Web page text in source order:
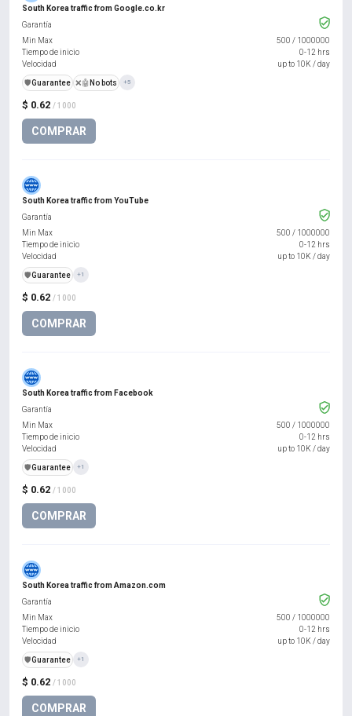
South Korea traffic from Google.co.kr
$ 0.62 / 1000
COMPRAR
Garantía
Min Max
500 / 1000000
Tiempo de inicio
0-12 hrs
Velocidad
up to 10K / day
️🛡️Guarantee ❌🤖 No bots +5
South Korea traffic from YouTube
$ 0.62 / 1000
COMPRAR
Garantía
Min Max
500 / 1000000
Tiempo de inicio
0-12 hrs
Velocidad
up to 10K / day
️🛡️Guarantee +1
South Korea traffic from Facebook
$ 0.62 / 1000
COMPRAR
Garantía
Min Max
500 / 1000000
Tiempo de inicio
0-12 hrs
Velocidad
up to 10K / day
️🛡️Guarantee +1
South Korea traffic from Amazon.com
$ 0.62 / 1000
COMPRAR
Garantía
Min Max
500 / 1000000
Tiempo de inicio
0-12 hrs
Velocidad
up to 10K / day
️🛡️Guarantee +1